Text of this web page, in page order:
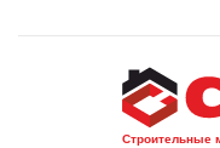
Строительные